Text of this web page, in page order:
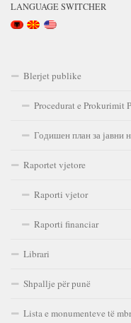
LANGUAGE SWITCHER
Blerjet publike
Procedurat e Prokurimit
Годишен план за јавни
Raportet vjetore
Raporti vjetor
Raporti financiar
Librari
Shpallje për punë
Lista e monumenteve të